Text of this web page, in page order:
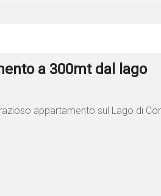
a 300mt dal lago
appartamento sul Lago di